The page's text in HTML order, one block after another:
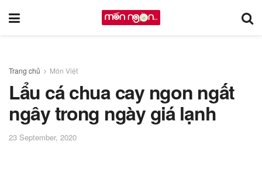
Trang chủ Món Việt
Lẩu cá chua cay ngon ngất
ngây trong ngày giá lạnh
23 September, 2020